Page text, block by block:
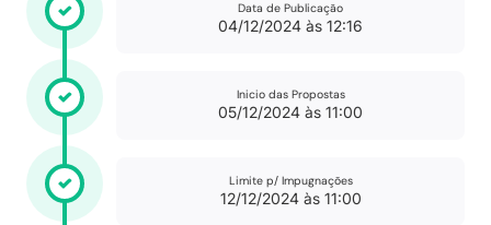
Data de Publicação
04/12/2024 às 12:16
Inicio das Propostas
05/12/2024 às 11:00
Limite p/ Impugnações
12/12/2024 às 11:00